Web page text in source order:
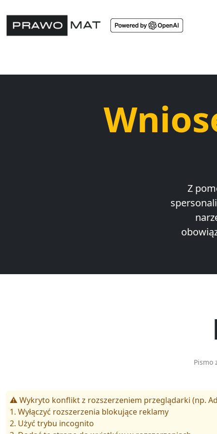
Z
Pismo
⚠️ Wykryto konflikt z rozszerzeniem przeglądarki (np.
1. Wyłączyć rozszerzenia blokujące reklamy
2. Użyć trybu incognito